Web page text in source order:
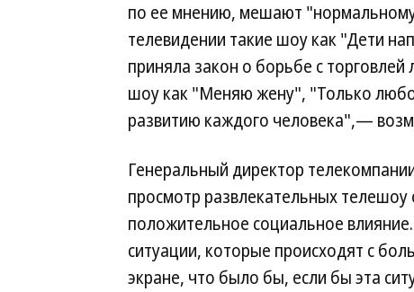
по ее мнению, мешают
телевидении такие шоу как "Дети
приняла закон о борьбе с
шоу как "Меняю жену", "Только
развитию каждого человека",—
Генеральный директор
просмотр развлекательных
положительное социальное
ситуации, которые происходят с
экране, что было бы, если бы эта